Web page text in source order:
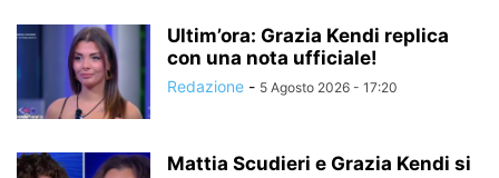
Ultim’ora: Grazia Kendi replica
con una nota ufficiale!
Redazione - 5 Agosto 2026 - 17:20
Mattia Scudieri e Grazia Kendi si